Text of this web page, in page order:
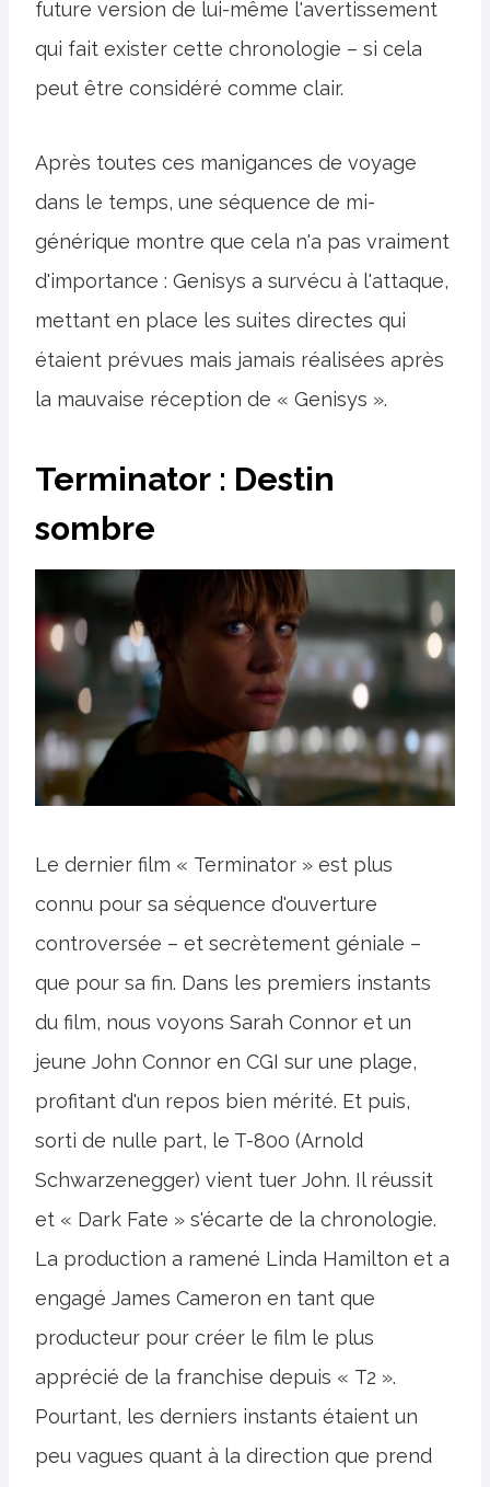
future version de lui-même l'avertissement
qui fait exister cette chronologie – si cela
peut être considéré comme clair.
Après toutes ces manigances de voyage
dans le temps, une séquence de mi-
générique montre que cela n'a pas vraiment
d'importance : Genisys a survécu à l'attaque,
mettant en place les suites directes qui
étaient prévues mais jamais réalisées après
la mauvaise réception de « Genisys ».
Terminator : Destin
sombre
Le dernier film « Terminator » est plus
connu pour sa séquence d'ouverture
controversée – et secrètement géniale –
que pour sa fin. Dans les premiers instants
du film, nous voyons Sarah Connor et un
jeune John Connor en CGI sur une plage,
profitant d'un repos bien mérité. Et puis,
sorti de nulle part, le T-800 (Arnold
Schwarzenegger) vient tuer John. Il réussit
et « Dark Fate » s'écarte de la chronologie.
La production a ramené Linda Hamilton et a
engagé James Cameron en tant que
producteur pour créer le film le plus
apprécié de la franchise depuis « T2 ».
Pourtant, les derniers instants étaient un
peu vagues quant à la direction que prend